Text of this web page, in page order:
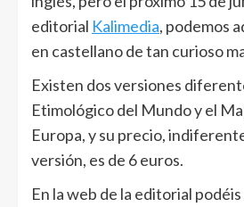
editorial Kalimedia, podemos
en castellano de tan curioso
Existen dos versiones
Etimológico del Mundo y el
Europa, y su precio,
versión, es de 6 euros.
En la web de la editorial